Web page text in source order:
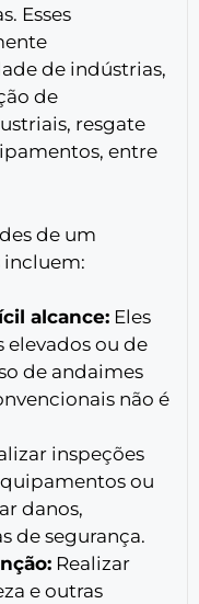
Esses
de indústrias,
de
resgate
entre
de um
incluem:
alcance: Eles
ou de
de andaimes
não é
inspeções
ou
danos,
de segurança.
Realizar
e outras